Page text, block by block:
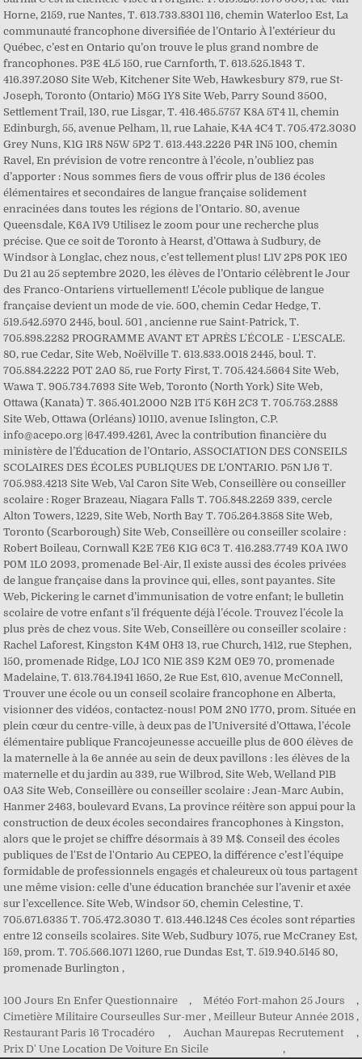
100 Jours En Enfer Questionnaire , Météo Fort-mahon 25 Jours
,
Cimetière Militaire Courseulles Sur-mer , Meilleur Buteur Année 2018 ,
Restaurant Paris 16 Trocadéro
, Auchan Maurepas Recrutement
,
Prix D' Une Location De Voiture En Sicile
,